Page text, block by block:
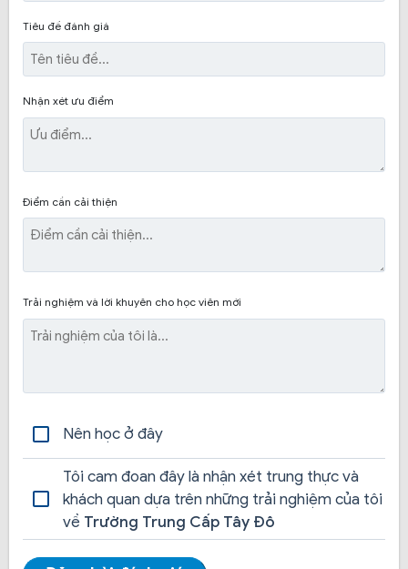
Khóa học lái xe hạng B2:Đã chuẩn bị lắp đặt Cabin
điện tử để các học viên tập dợt làm quen với bài thi
nhất cho nhu cầu của học viên.
camera trong xe tập lái, miễn phí và hỗ trợ chi phí
xăng xe khi học lái xe tải hạng C, được cấp tài liệu học
ôn thi nếu học viên bận không đến trung tâm được
hoặc chỉ cho học viên cài đặt ứng dụng thi thử cả lý
thuyết và thực hành tại nhà.
Tiêu đề đánh giá
Nhận xét ưu điểm
Điểm cần cải thiện
Trải nghiệm và lời khuyên cho học viên mới
Nên học ở đây
Tôi cam đoan đây là nhận xét trung thực và
khách quan dựa trên những trải nghiệm của tôi
về Trường Trung Cấp Tây Đô